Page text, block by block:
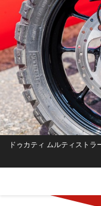
ドゥカティ ムルティストラ